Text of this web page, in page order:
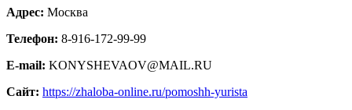
Адрес: Москва
Телефон: 8-916-172-99-99
E-mail: KONYSHEVAOV@MAIL.RU
Сайт: https://zhaloba-online.ru/pomoshh-yurista